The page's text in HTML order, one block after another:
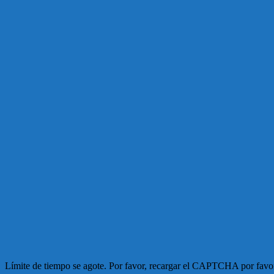
Límite de tiempo se agote. Por favor, recargar el CAPTCHA por